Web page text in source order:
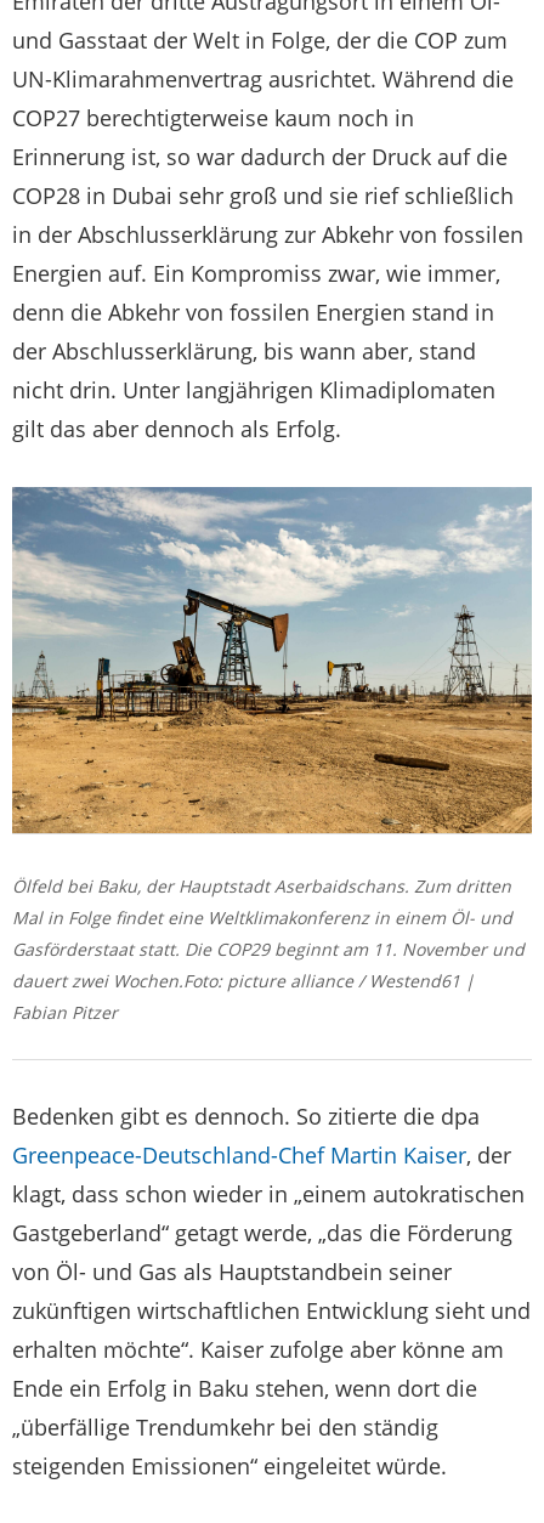
und Gasstaat der Welt in Folge, der die COP zum
UN-Klimarahmenvertrag ausrichtet. Während die
COP27 berechtigterweise kaum noch in
Erinnerung ist, so war dadurch der Druck auf die
COP28 in Dubai sehr groß und sie rief schließlich
in der Abschlusserklärung zur Abkehr von fossilen
Energien auf. Ein Kompromiss zwar, wie immer,
denn die Abkehr von fossilen Energien stand in
der Abschlusserklärung, bis wann aber, stand
nicht drin. Unter langjährigen Klimadiplomaten
gilt das aber dennoch als Erfolg.
Ölfeld bei Baku, der Hauptstadt Aserbaidschans. Zum dritten
Mal in Folge findet eine Weltklimakonferenz in einem Öl- und
Gasförderstaat statt. Die COP29 beginnt am 11. November und
dauert zwei Wochen.Foto: picture alliance / Westend61 |
Fabian Pitzer
Bedenken gibt es dennoch. So zitierte die dpa
Greenpeace-Deutschland-Chef Martin Kaiser, der
klagt, dass schon wieder in „einem autokratischen
Gastgeberland“ getagt werde, „das die Förderung
von Öl- und Gas als Hauptstandbein seiner
zukünftigen wirtschaftlichen Entwicklung sieht und
erhalten möchte“. Kaiser zufolge aber könne am
Ende ein Erfolg in Baku stehen, wenn dort die
„überfällige Trendumkehr bei den ständig
steigenden Emissionen“ eingeleitet würde.